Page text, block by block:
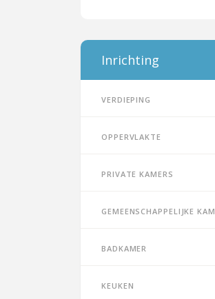
Inrichting
Verdieping
Oppervlakte
Private kamers
Gemeenschappelijke
Badkamer
Keuken